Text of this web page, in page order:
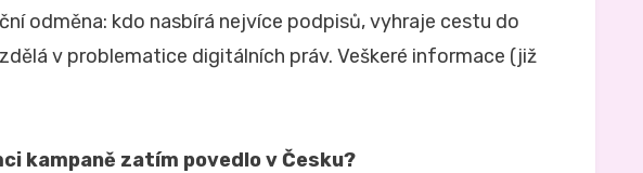
odměna: kdo nasbírá nejvíce podpisů, vyhraje cestu do
v problematice digitálních práv. Veškeré informace (již
kampaně zatím povedlo v Česku?